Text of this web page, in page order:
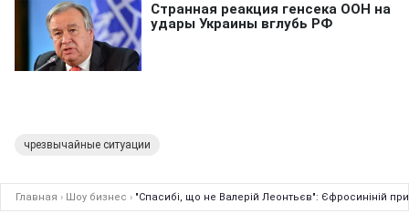
чрезвычайные ситуации
Главная › Шоу бизнес › "Спасибі, що не Валерій Леонтьєв": Єфросиніній